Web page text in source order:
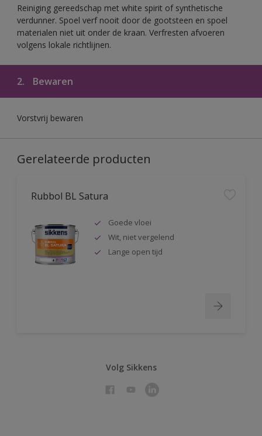
Reiniging gereedschap met white spirit of synthetische
verdunner. Spoel verf nooit door de gootsteen en spoel
materialen niet uit onder de kraan. Verfresten afvoeren
volgens lokale richtlijnen.
2. Bewaren
Vorstvrij bewaren
Gerelateerde producten
Rubbol BL Satura
Goede vloei
Wit, niet vergelend
Lange open tijd
Volg Sikkens